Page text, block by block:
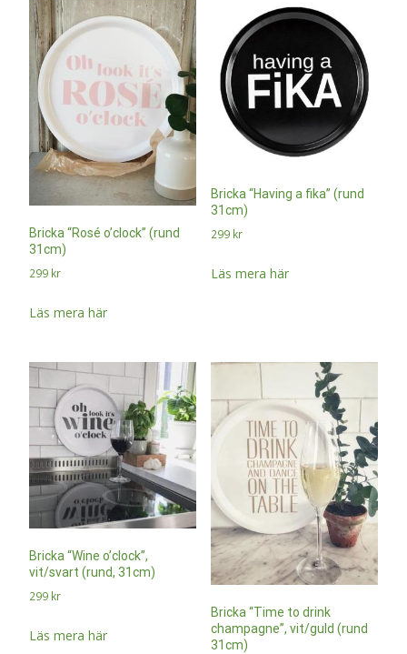
Bricka “Rosé o’clock” (rund
31cm)
299 kr
Läs mera här
Bricka “Having a fika” (rund
31cm)
299 kr
Läs mera här
Bricka “Wine o’clock”,
vit/svart (rund, 31cm)
299 kr
Läs mera här
Bricka “Time to drink
champagne”, vit/guld (rund
31cm)